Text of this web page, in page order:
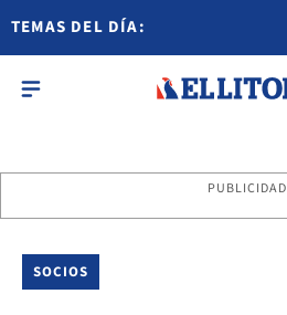
TEMAS DEL DÍA:
PUBLICIDAD
SOCIOS